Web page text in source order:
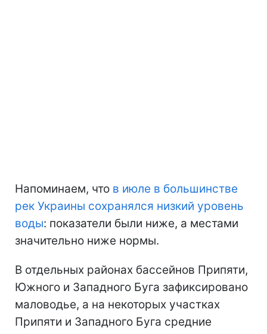
Напоминаем, что в июле в большинстве
рек Украины сохранялся низкий уровень
воды: показатели были ниже, а местами
значительно ниже нормы.
В отдельных районах бассейнов Припяти,
Южного и Западного Буга зафиксировано
маловодье, а на некоторых участках
Припяти и Западного Буга средние